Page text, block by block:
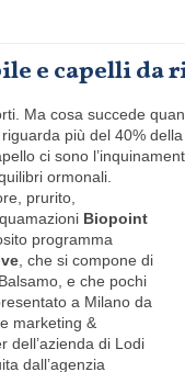
e capelli da
Ma cosa succede
più del 40%
ci sono
ormonali.
prurito,
Biopoint
programma
, che si compone di
e che pochi
a Milano da
marketing &
dell’azienda di Lodi
dall’agenzia